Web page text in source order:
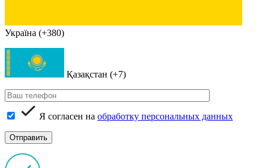
Україна (+380)
Қазақстан (+7)
Я согласен на обработку персональных данных